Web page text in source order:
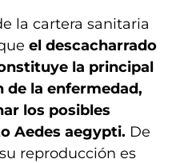
la cartera sanitaria
el descacharrado
la principal
de la enfermedad,
los posibles
Aedes aegypti. De
reproducción es